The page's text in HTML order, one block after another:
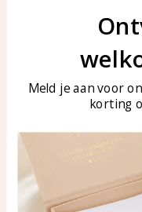
Veelgestelde vragen
Sieraden onderhouden
Meld je aan voor
korting